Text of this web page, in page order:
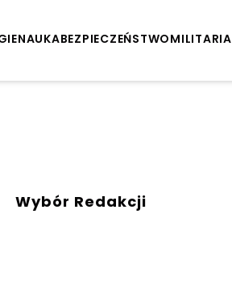
NAUKABEZPIECZEŃSTWOMILITARIA
Wybór Redakcji